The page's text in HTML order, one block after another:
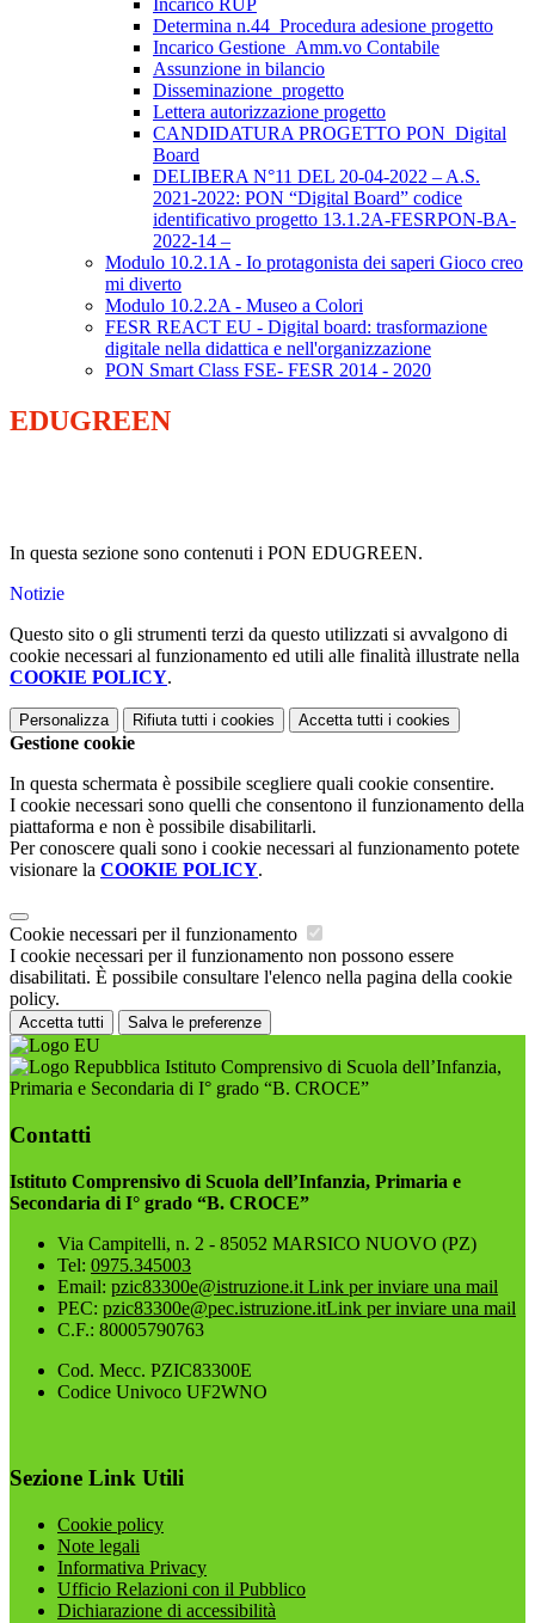
Incarico RUP
Determina n.44_Procedura adesione progetto
Incarico Gestione_Amm.vo Contabile
Assunzione in bilancio
Disseminazione_progetto
Lettera autorizzazione progetto
CANDIDATURA PROGETTO PON_Digital
Board
DELIBERA N°11 DEL 20-04-2022 – A.S.
2021-2022: PON “Digital Board” codice
identificativo progetto 13.1.2A-FESRPON-BA-
2022-14 –
Modulo 10.2.1A - Io protagonista dei saperi Gioco creo
mi diverto
Modulo 10.2.2A - Museo a Colori
FESR REACT EU - Digital board: trasformazione
digitale nella didattica e nell'organizzazione
PON Smart Class FSE- FESR 2014 - 2020
EDUGREEN
In questa sezione sono contenuti i PON EDUGREEN.
Notizie
Questo sito o gli strumenti terzi da questo utilizzati si avvalgono di
cookie necessari al funzionamento ed utili alle finalità illustrate nella
COOKIE POLICY.
Personalizza Rifiuta tutti i cookies Accetta tutti i cookies
Gestione cookie
In questa schermata è possibile scegliere quali cookie consentire.
I cookie necessari sono quelli che consentono il funzionamento della
piattaforma e non è possibile disabilitarli.
Per conoscere quali sono i cookie necessari al funzionamento potete
visionare la COOKIE POLICY.
Cookie necessari per il funzionamento
I cookie necessari per il funzionamento non possono essere
disabilitati. È possibile consultare l'elenco nella pagina della cookie
policy.
Accetta tutti Salva le preferenze
Istituto Comprensivo di Scuola dell’Infanzia,
Primaria e Secondaria di I° grado “B. CROCE”
Contatti
Istituto Comprensivo di Scuola dell’Infanzia, Primaria e
Secondaria di I° grado “B. CROCE”
Via Campitelli, n. 2 - 85052 MARSICO NUOVO (PZ)
Tel: 0975.345003
Email: pzic83300e@istruzione.it Link per inviare una mail
PEC: pzic83300e@pec.istruzione.itLink per inviare una mail
C.F.: 80005790763
Cod. Mecc. PZIC83300E
Codice Univoco UF2WNO
Sezione Link Utili
Cookie policy
Note legali
Informativa Privacy
Ufficio Relazioni con il Pubblico
Dichiarazione di accessibilità